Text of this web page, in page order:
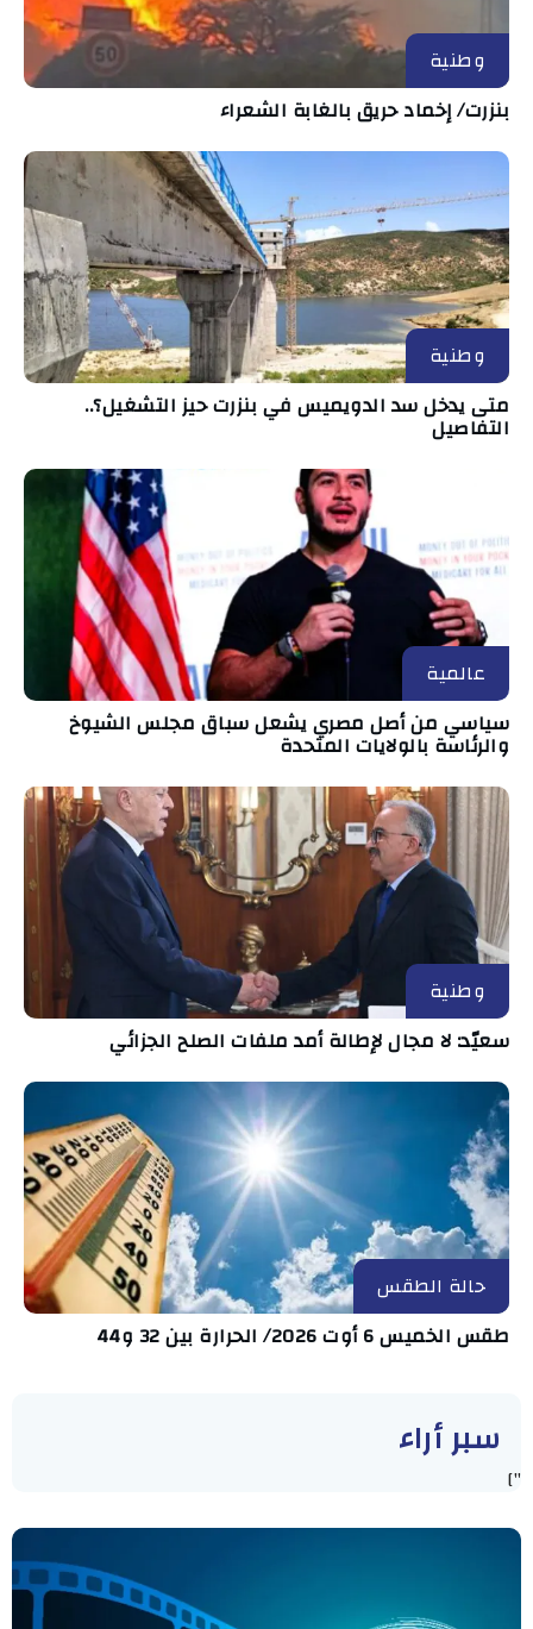
وطنية
بنزرت/ إخماد حريق بالغابة الشعراء
وطنية
متى يدخل سد الدويميس في بنزرت حيز التشغيل؟..
التفاصيل
عالمية
سياسي من أصل مصري يشعل سباق مجلس الشيوخ
والرئاسة بالولايات المتحدة
وطنية
سعيّد: لا مجال لإطالة أمد ملفات الصلح الجزائي
حالة الطقس
طقس الخميس 6 أوت 2026/ الحرارة بين 32 و44
سبر أراء
"]